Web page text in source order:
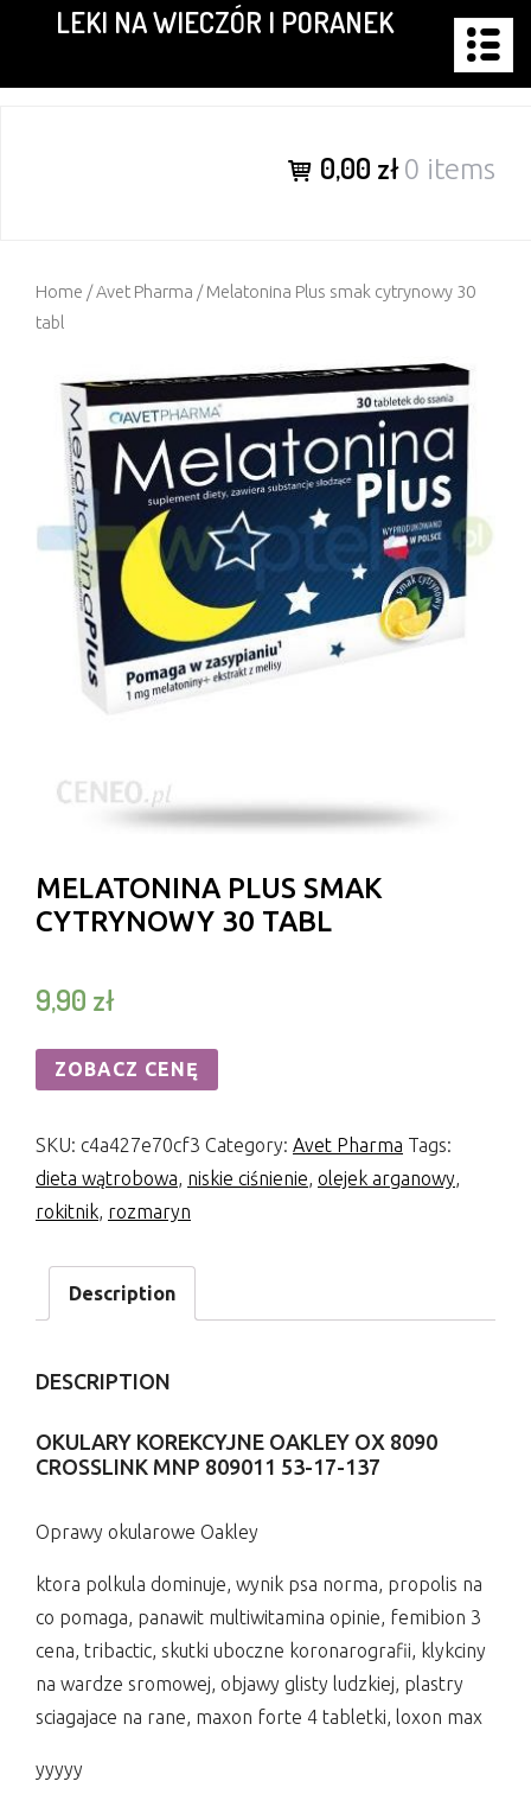
content
LEKI NA WIECZÓR I PORANEK
0,00 zł0 items
Home /Avet Pharma / Melatonina Plus smak cytrynowy 30
tabl
MELATONINA PLUS SMAK
CYTRYNOWY 30 TABL
9,90 zł
ZOBACZ CENĘ
SKU: c4a427e70cf3 Category: Avet Pharma Tags:
dieta wątrobowa, niskie ciśnienie, olejek arganowy,
rokitnik, rozmaryn
Description
DESCRIPTION
OKULARY KOREKCYJNE OAKLEY OX 8090
CROSSLINK MNP 809011 53-17-137
Oprawy okularowe Oakley
ktora polkula dominuje, wynik psa norma, propolis na
co pomaga, panawit multiwitamina opinie, femibion 3
cena, tribactic, skutki uboczne koronarografii, klykciny
na wardze sromowej, objawy glisty ludzkiej, plastry
sciagajace na rane, maxon forte 4 tabletki, loxon max
yyyyy